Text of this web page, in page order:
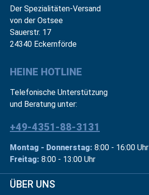
Der Spezialitäten-Versand
von der Ostsee
Sauerstr. 17
24340 Eckernförde
HEINE HOTLINE
Telefonische Unterstützung
und Beratung unter:
+49-4351-88-3131
Montag - Donnerstag: 8:00 - 16:00 Uhr
Freitag: 8:00 - 13:00 Uhr
ÜBER UNS